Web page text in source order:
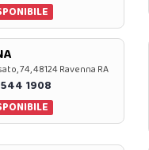
74, 48124 Ravenna RA
1908